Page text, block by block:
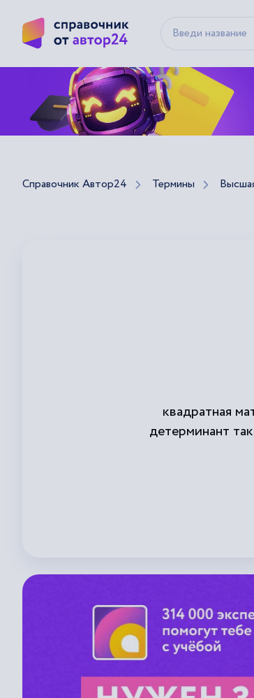
Справочник Автор24 Термины
квадратная
детерминант